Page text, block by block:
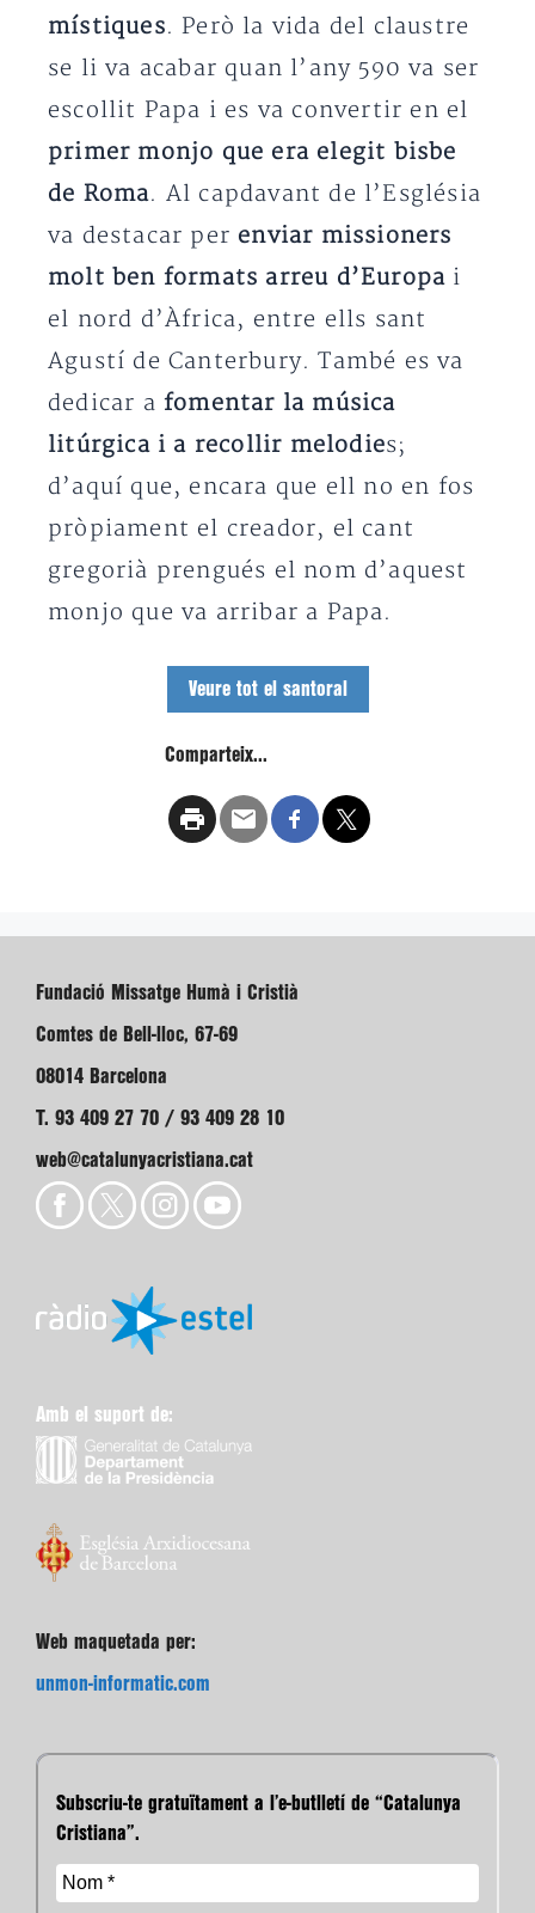
místiques. Però la vida del claustre
se li va acabar quan l’any 590 va ser
escollit Papa i es va convertir en el
primer monjo que era elegit bisbe
de Roma. Al capdavant de l’Església
va destacar per enviar missioners
molt ben formats arreu d’Europa i
el nord d’Àfrica, entre ells sant
Agustí de Canterbury. També es va
dedicar a fomentar la música
litúrgica i a recollir melodies;
d’aquí que, encara que ell no en fos
pròpiament el creador, el cant
gregorià prengués el nom d’aquest
monjo que va arribar a Papa.
Veure tot el santoral
Comparteix...
Fundació Missatge Humà i Cristià
Comtes de Bell-lloc, 67-69
08014 Barcelona
T. 93 409 27 70 / 93 409 28 10
web@catalunyacristiana.cat
Amb el suport de:
Web maquetada per:
unmon-informatic.com
Subscriu-te gratuïtament a l’e-butlletí de “Catalunya
Cristiana”.